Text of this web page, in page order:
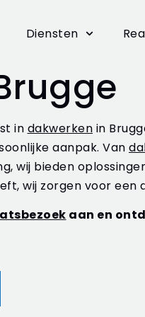
Diensten
in dakwerken in
aanpak. Van
wij bieden
wij zorgen voor een
aan en